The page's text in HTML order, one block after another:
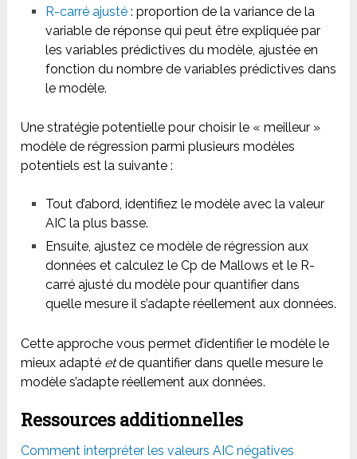
R-carré ajusté: proportion de la variance de la
variable de réponse qui peut être expliquée par
les variables prédictives du modèle, ajustée en
fonction du nombre de variables prédictives dans
le modèle.
Une stratégie potentielle pour choisir le « meilleur »
modèle de régression parmi plusieurs modèles
potentiels est la suivante :
Tout d’abord, identifiez le modèle avec la valeur
AIC la plus basse.
Ensuite, ajustez ce modèle de régression aux
données et calculez le Cp de Mallows et le R-
carré ajusté du modèle pour quantifier dans
quelle mesure il s’adapte réellement aux données.
Cette approche vous permet d’identifier le modèle le
mieux adapté etde quantifier dans quelle mesure le
modèle s’adapte réellement aux données.
Ressources additionnelles
Comment interpréter les valeurs AIC négatives